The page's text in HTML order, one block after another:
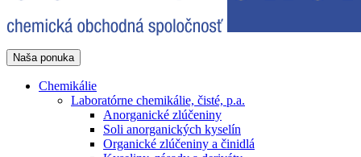
Naša ponuka
Chemikálie
Laboratórne chemikálie, čisté, p.a.
Anorganické zlúčeniny
Soli anorganických kyselín
Organické zlúčeniny a činidlá